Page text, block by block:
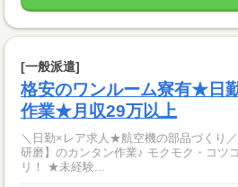
[一般派遣]
格安のワンルーム寮有★日
作業★月収29万以上
＼日勤×レア求人★航空機の部品づくり
研磨】のカンタン作業♪ モクモク・コツ
リ！ ★未経験...